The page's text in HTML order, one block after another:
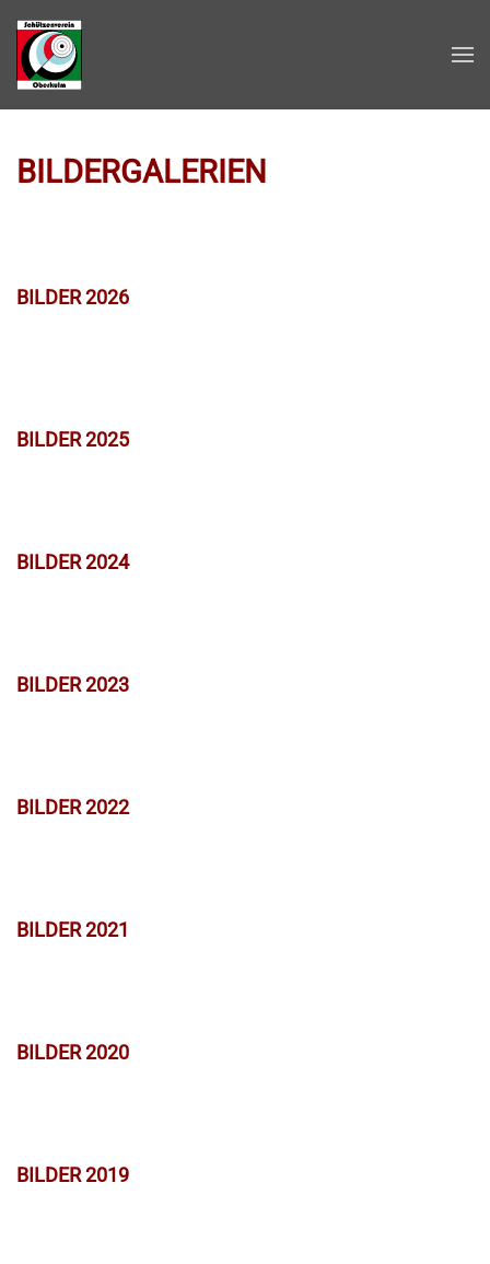
Zum Hauptinhalt springen
BILDERGALERIEN
BILDER 2026
BILDER 2025
BILDER 2024
BILDER 2023
BILDER 2022
BILDER 2021
BILDER 2020
BILDER 2019